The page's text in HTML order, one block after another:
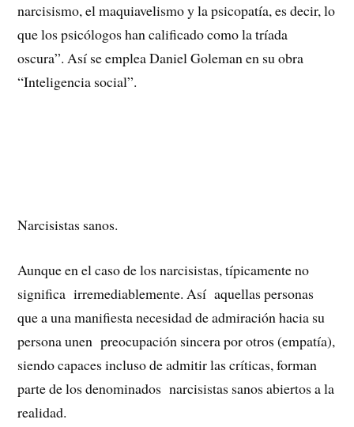
narcisismo, el maquiavelismo y la psicopatía, es decir, lo
que los psicólogos han calificado como la tríada
oscura”. Así se emplea Daniel Goleman en su obra
“Inteligencia social”.
Narcisistas sanos.
Aunque en el caso de los narcisistas, típicamente no
significa irremediablemente. Así aquellas personas
que a una manifiesta necesidad de admiración hacia su
persona unen preocupación sincera por otros (empatía),
siendo capaces incluso de admitir las críticas, forman
parte de los denominados narcisistas sanos abiertos a la
realidad.